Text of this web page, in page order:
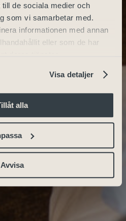
de sociala medier och
som vi samarbetar med.
informationen med annan
eller som de har
Visa detaljer
alla
Avvisa